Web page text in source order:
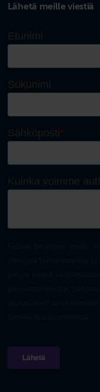
Lähetä meille viestiä